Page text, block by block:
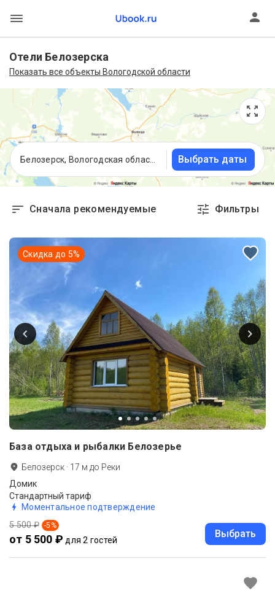
Отели Белозерска
Показать все объекты Вологодской области
Выбрать даты
Сначала рекомендуемые Фильтры
Скидка до 5%
База отдыха и рыбалки Белозерье
Белозерск · 17 м до Реки
Домик
Стандартный тариф
Моментальное подтверждение
5 500 ₽ -5 %
от 5 500 ₽ для 2 гостей
Выбрать